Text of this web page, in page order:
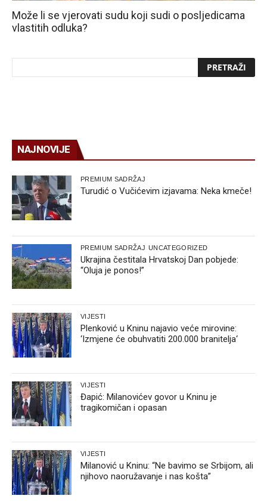
Može li se vjerovati sudu koji sudi o posljedicama
vlastitih odluka?
NAJNOVIJE
PREMIUM SADRŽAJ
Turudić o Vučićevim izjavama: Neka kmeče!
PREMIUM SADRŽAJ UNCATEGORIZED
Ukrajina čestitala Hrvatskoj Dan pobjede:
“Oluja je ponos!”
VIJESTI
Plenković u Kninu najavio veće mirovine:
‘Izmjene će obuhvatiti 200.000 branitelja‘
VIJESTI
Đapić: Milanovićev govor u Kninu je
tragikomičan i opasan
VIJESTI
Milanović u Kninu: “Ne bavimo se Srbijom, ali
njihovo naoružavanje i nas košta”